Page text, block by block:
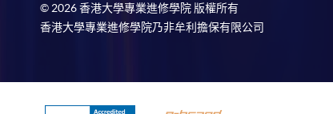
© 2026 香港大學專業進修學院 版權所有
香港大學專業進修學院乃非牟利擔保有限公司